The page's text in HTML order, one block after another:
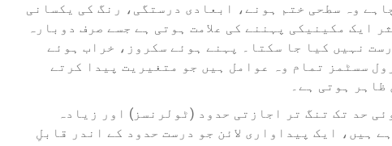
وہ سطحی ختم ہونے، ابعادی درستگی، رنگ کی یکسانی
ایک مکینیکی پہننے کی علامت ہوتی ہے جسے صرف دوبارہ
نہیں کیا جا سکتا۔ پہنے ہوئے سکروز، خراب ہوئے
سسٹمز تمام وہ عوامل ہیں جو متغیریت پیدا کرتے
ہوتی ہے۔
حد تک تنگ تر اجازتی حدود (ٹولرنسز) اور زیادہ
ہیں، ایک پیداواری لائن جو درست حدود کے اندر قابلِ